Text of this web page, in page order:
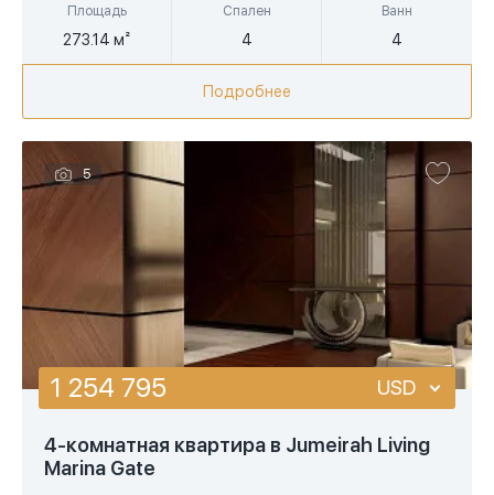
Площадь
273.14 м²
Спален
4
Ванн
4
Подробнее
5
4-комнатная квартира в Jumeirah Living
Marina Gate
1 254 795 USD
USD